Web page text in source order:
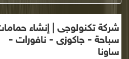
شركة تكنولوجى | إنشاء
سباحة - جاكوزى - نافورات -
ساونا